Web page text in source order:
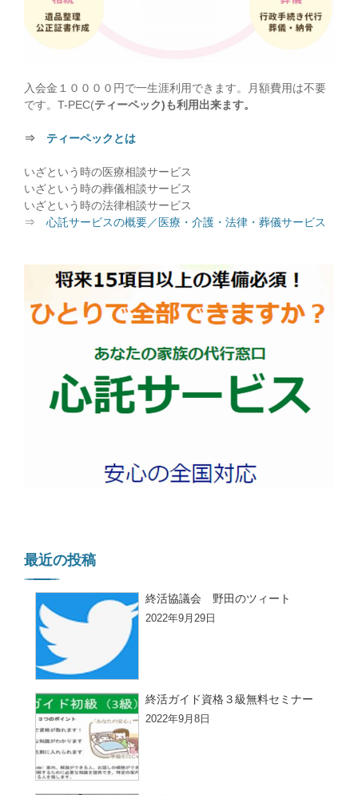
入会金１００００円で一生涯利用できます。月額費用は不要
です。T-PEC(ティーペック)も利用出来ます。
⇒ ティーペックとは
いざという時の医療相談サービス
いざという時の葬儀相談サービス
いざという時の法律相談サービス
⇒ 心託サービスの概要／医療・介護・法律・葬儀サービス
最近の投稿
終活協議会 野田のツィート
2022年9月29日
終活ガイド資格３級無料セミナー
2022年9月8日